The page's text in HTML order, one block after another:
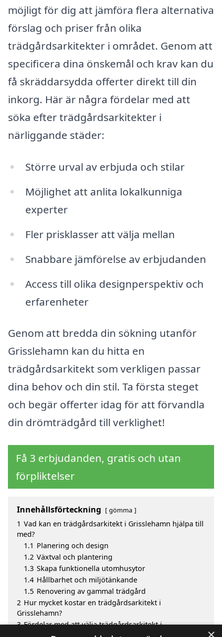
möjligt för dig att jämföra flera alternativa
förslag och priser från olika
trädgårdsarkitekter i området. Genom att
specificera dina önskemål och krav kan du
få skräddarsydda offerter direkt till din
inkorg. Här är några fördelar med att
söka efter trädgårdsarkitekter i
närliggande städer:
Större urval av erbjuda och stilar
Möjlighet att anlita lokalkunniga
experter
Fler prisklasser att välja mellan
Snabbare jämförelse av erbjudanden
Access till olika designperspektiv och
erfarenheter
Genom att bredda din sökning utanför
Grisslehamn kan du hitta en
trädgårdsarkitekt som verkligen passar
dina behov och din stil. Ta första steget
och begär offerter idag för att förvandla
din drömträdgård till verklighet!
Få 3 erbjudanden, gratis och utan
förpliktelser
Innehållsförteckning gömma
1 Vad kan en trädgårdsarkitekt i Grisslehamn hjälpa till
med?
1.1 Planering och design
1.2 Växtval och plantering
1.3 Skapa funktionella utomhusytor
1.4 Hållbarhet och miljötänkande
1.5 Renovering av gammal trädgård
2 Hur mycket kostar en trädgårdsarkitekt i
Grisslehamn?
3 Fördelar med att välja trädgårdsarkitekt i
Grisslehamn